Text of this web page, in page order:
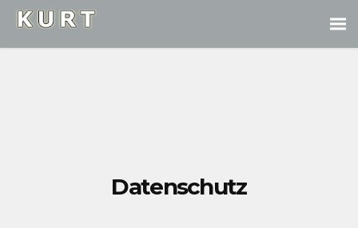
Datenschutz